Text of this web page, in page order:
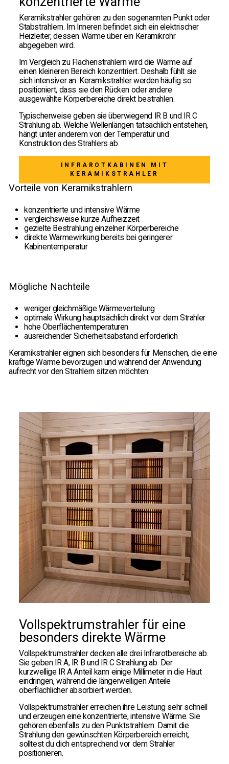
Keramikstrahler gehören zu den sogenannten Punkt oder
Stabstrahlern. Im Inneren befindet sich ein elektrischer
Heizleiter, dessen Wärme über ein Keramikrohr
abgegeben wird.
Im Vergleich zu Flächenstrahlern wird die Wärme auf
einen kleineren Bereich konzentriert. Deshalb fühlt sie
sich intensiver an. Keramikstrahler werden häufig so
positioniert, dass sie den Rücken oder andere
ausgewählte Körperbereiche direkt bestrahlen.
Typischerweise geben sie überwiegend IR B und IR C
Strahlung ab. Welche Wellenlängen tatsächlich entstehen,
hängt unter anderem von der Temperatur und
Konstruktion des Strahlers ab.
INFRAROTKABINEN MIT
KERAMIKSTRAHLER
Vorteile von Keramikstrahlern
konzentrierte und intensive Wärme
vergleichsweise kurze Aufheizzeit
gezielte Bestrahlung einzelner Körperbereiche
direkte Wärmewirkung bereits bei geringerer
Kabinentemperatur
Mögliche Nachteile
weniger gleichmäßige Wärmeverteilung
optimale Wirkung hauptsächlich direkt vor dem Strahler
hohe Oberflächentemperaturen
ausreichender Sicherheitsabstand erforderlich
Keramikstrahler eignen sich besonders für Menschen, die eine
kräftige Wärme bevorzugen und während der Anwendung
aufrecht vor den Strahlern sitzen möchten.
Vollspektrumstrahler für eine
besonders direkte Wärme
Vollspektrumstrahler decken alle drei Infrarotbereiche ab.
Sie geben IR A, IR B und IR C Strahlung ab. Der
kurzwellige IR A Anteil kann einige Millimeter in die Haut
eindringen, während die längerwelligen Anteile
oberflächlicher absorbiert werden.
Vollspektrumstrahler erreichen ihre Leistung sehr schnell
und erzeugen eine konzentrierte, intensive Wärme. Sie
gehören ebenfalls zu den Punktstrahlern. Damit die
Strahlung den gewünschten Körperbereich erreicht,
solltest du dich entsprechend vor dem Strahler
positionieren.